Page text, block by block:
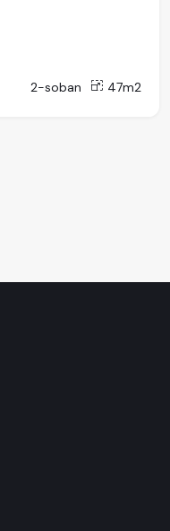
2-soban 47m2